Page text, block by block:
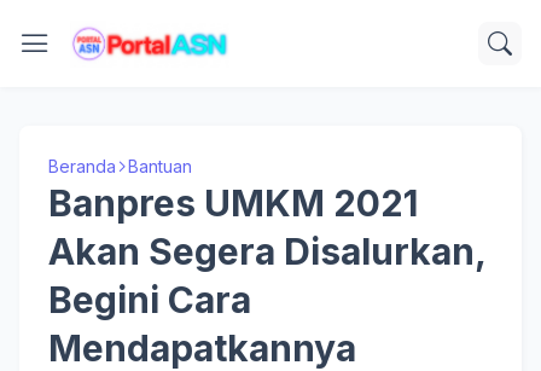
Beranda Bantuan
Banpres UMKM 2021
Akan Segera Disalurkan,
Begini Cara
Mendapatkannya